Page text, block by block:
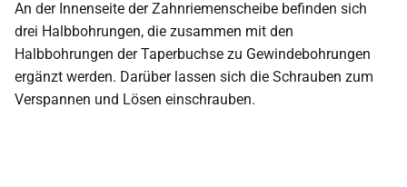
An der Innenseite der Zahnriemenscheibe befinden sich
drei Halbbohrungen, die zusammen mit den
Halbbohrungen der Taperbuchse zu Gewindebohrungen
ergänzt werden. Darüber lassen sich die Schrauben zum
Verspannen und Lösen einschrauben.